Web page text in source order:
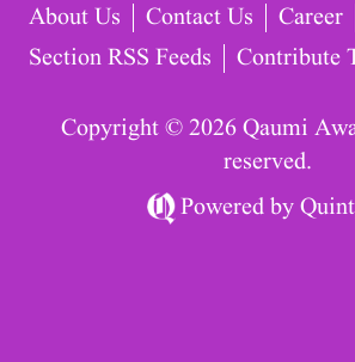
About Us
Contact Us
Career
Section RSS Feeds
Contribute
Copyright © 2026 Qaumi
reserved.
Powered by